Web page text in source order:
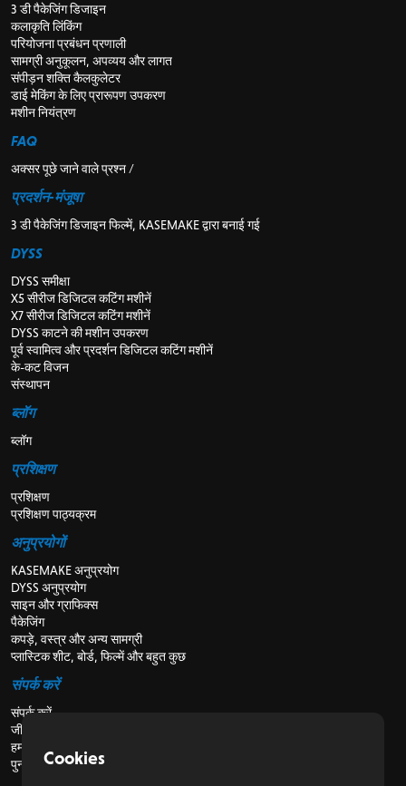
3 डी पैकेजिंग डिजाइन
कलाकृति लिंकिंग
परियोजना प्रबंधन प्रणाली
सामग्री अनुकूलन, अपव्यय और लागत
संपीड़न शक्ति कैलकुलेटर
डाई मेकिंग के लिए प्रारूपण उपकरण
मशीन नियंत्रण
FAQ
अक्सर पूछे जाने वाले प्रश्न /
प्रदर्शन-मंजूषा
3 डी पैकेजिंग डिजाइन फिल्में, KASEMAKE द्वारा बनाई गई
DYSS
DYSS समीक्षा
X5 सीरीज डिजिटल कटिंग मशीनें
X7 सीरीज डिजिटल कटिंग मशीनें
DYSS काटने की मशीन उपकरण
पूर्व स्वामित्व और प्रदर्शन डिजिटल कटिंग मशीनें
के-कट विजन
संस्थापन
ब्लॉग
ब्लॉग
प्रशिक्षण
प्रशिक्षण
प्रशिक्षण पाठ्यक्रम
अनुप्रयोगों
KASEMAKE अनुप्रयोग
DYSS अनुप्रयोग
साइन और ग्राफिक्स
पैकेजिंग
कपड़े, वस्त्र और अन्य सामग्री
प्लास्टिक शीट, बोर्ड, फिल्में और बहुत कुछ
संपर्क करें
संपर्क करें
जीविका
हमारे बारे में
पुनर्विक्रेताओं के लिए
Cookies